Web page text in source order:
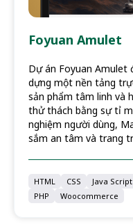
Foyuan Amulet
Dự án Foyuan Amulet
dựng một nền tảng
sản phẩm tâm linh và
thử thách bằng sự tỉ
nghiệm người dùng,
sắm an tâm và trang
HTML CSS Java Script
PHP
Woocommerce